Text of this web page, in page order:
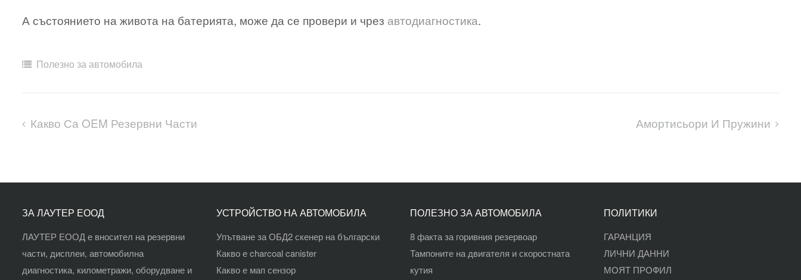
А състоянието на живота на батерията, може да се провери и чрез автодиагностика.
Полезно за автомобила
Навигация
Какво Са OEM Резервни Части Амортисьори И Пружини
ЗА ЛАУТЕР ЕООД
ЛАУТЕР ЕООД е вносител на резервни
части, дисплеи, автомобилна
диагностика, километражи, оборудване и
УСТРОЙСТВО НА АВТОМОБИЛА
Упътване за ОБД2 скенер на български
Какво е charcoal canister
Какво е мап сензор
ПОЛЕЗНО ЗА АВТОМОБИЛА
8 факта за горивния резервоар
Тампоните на двигателя и скоростната
кутия
ПОЛИТИКИ
ГАРАНЦИЯ
ЛИЧНИ ДАННИ
МОЯТ ПРОФИЛ